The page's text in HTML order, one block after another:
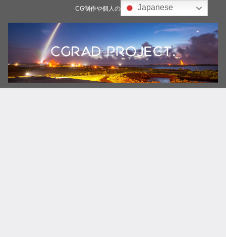
CG制作や個人の雑記ブログJapanese